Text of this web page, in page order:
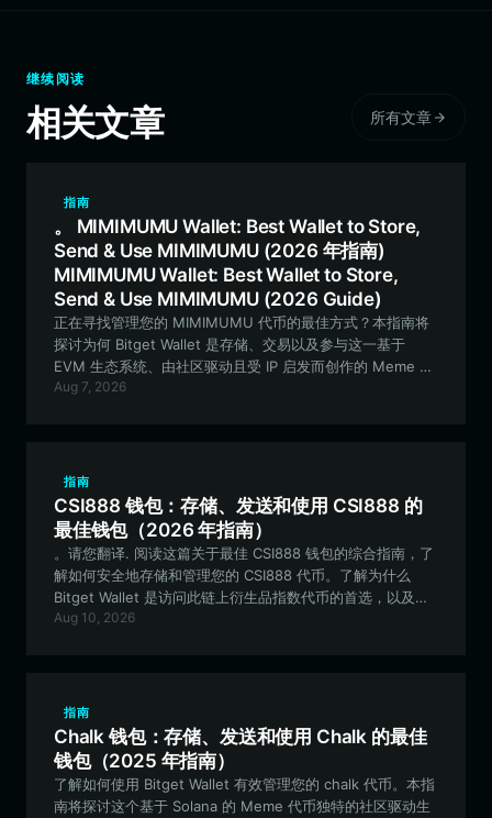
继续阅读
相关文章 所有文章
指南
。 MIMIMUMU Wallet: Best Wallet to Store,
Send & Use MIMIMUMU (2026 年指南)
MIMIMUMU Wallet: Best Wallet to Store,
Send & Use MIMIMUMU (2026 Guide)
正在寻找管理您的 MIMIMUMU 代币的最佳方式？本指南将
探讨为何 Bitget Wallet 是存储、交易以及参与这一基于
EVM 生态系统、由社区驱动且受 IP 启发而创作的 Meme 项
目的理想之选。
Aug 7, 2026
指南
CSI888 钱包：存储、发送和使用 CSI888 的
最佳钱包（2026 年指南）
。请您翻译. 阅读这篇关于最佳 CSI888 钱包的综合指南，了
解如何安全地存储和管理您的 CSI888 代币。了解为什么
Bitget Wallet 是访问此链上衍生品指数代币的首选，以及如
何优化您的 DeFi 体验。
Aug 10, 2026
指南
Chalk 钱包：存储、发送和使用 Chalk 的最佳
钱包（2025 年指南）
了解如何使用 Bitget Wallet 有效管理您的 chalk 代币。本指
南将探讨这个基于 Solana 的 Meme 代币独特的社区驱动生